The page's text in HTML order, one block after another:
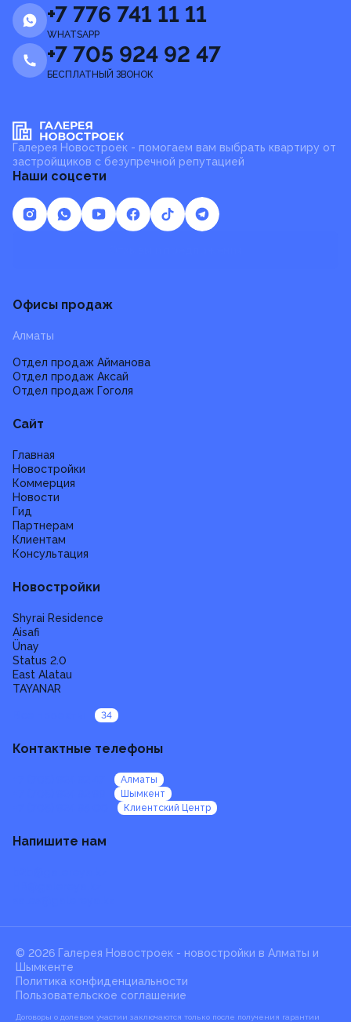
+7 776 741 11 11
WHATSAPP
+7 705 924 92 47
БЕСПЛАТНЫЙ ЗВОНОК
Галерея Новостроек - помогаем вам выбрать квартиру от
застройщиков с безупречной репутацией
Наши соцсети
Офисы продаж
Алматы
Отдел продаж Айманова
Отдел продаж Аксай
Отдел продаж Гоголя
Сайт
Главная
Новостройки
Коммерция
Новости
Гид
Партнерам
Клиентам
Консультация
Новостройки
Shyrai Residence
Aisafi
Ünay
Status 2.0
East Alatau
TAYANAR
34
Контактные телефоны
Алматы
Шымкент
Клиентский Центр
Напишите нам
© 2026 Галерея Новостроек - новостройки в Алматы и
Шымкенте
Политика конфиденциальности
Пользовательское соглашение
Договоры о долевом участии заключаются только после получения гарантии